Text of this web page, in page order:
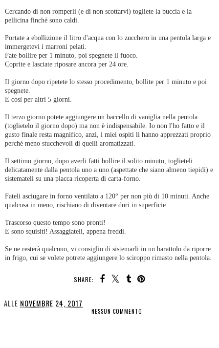
Cercando di non romperli (e di non scottarvi) togliete la buccia e la
pellicina finché sono caldi.
Portate a ebollizione il litro d'acqua con lo zucchero in una pentola larga e
immergetevi i marroni pelati.
Fate bollire per 1 minuto, poi spegnete il fuoco.
Coprite e lasciate riposare ancora per 24 ore.
Il giorno dopo ripetete lo stesso procedimento, bollite per 1 minuto e poi
spegnete.
E così per altri 5 giorni.
Il terzo giorno potete aggiungere un baccello di vaniglia nella pentola
(toglietelo il giorno dopo) ma non è indispensabile. Io non l'ho fatto e il
gusto finale resta magnifico, anzi, i miei ospiti li hanno apprezzati proprio
perché meno stucchevoli di quelli aromatizzati.
Il settimo giorno, dopo averli fatti bollire il solito minuto, toglieteli
delicatamente dalla pentola uno a uno (aspettate che siano almeno tiepidi) e
sistemateli su una placca ricoperta di carta-forno.
Fateli asciugare in forno ventilato a 120° per non più di 10 minuti. Anche
qualcosa in meno, rischiano di diventare duri in superficie.
Trascorso questo tempo sono pronti!
E sono squisiti! Assaggiateli, appena freddi.
Se ne resterà qualcuno, vi consiglio di sistemarli in un barattolo da riporre
in frigo, cui se volete potrete aggiungere lo sciroppo rimasto nella pentola.
SHARE:
ALLE NOVEMBRE 24, 2017
NESSUN COMMENTO